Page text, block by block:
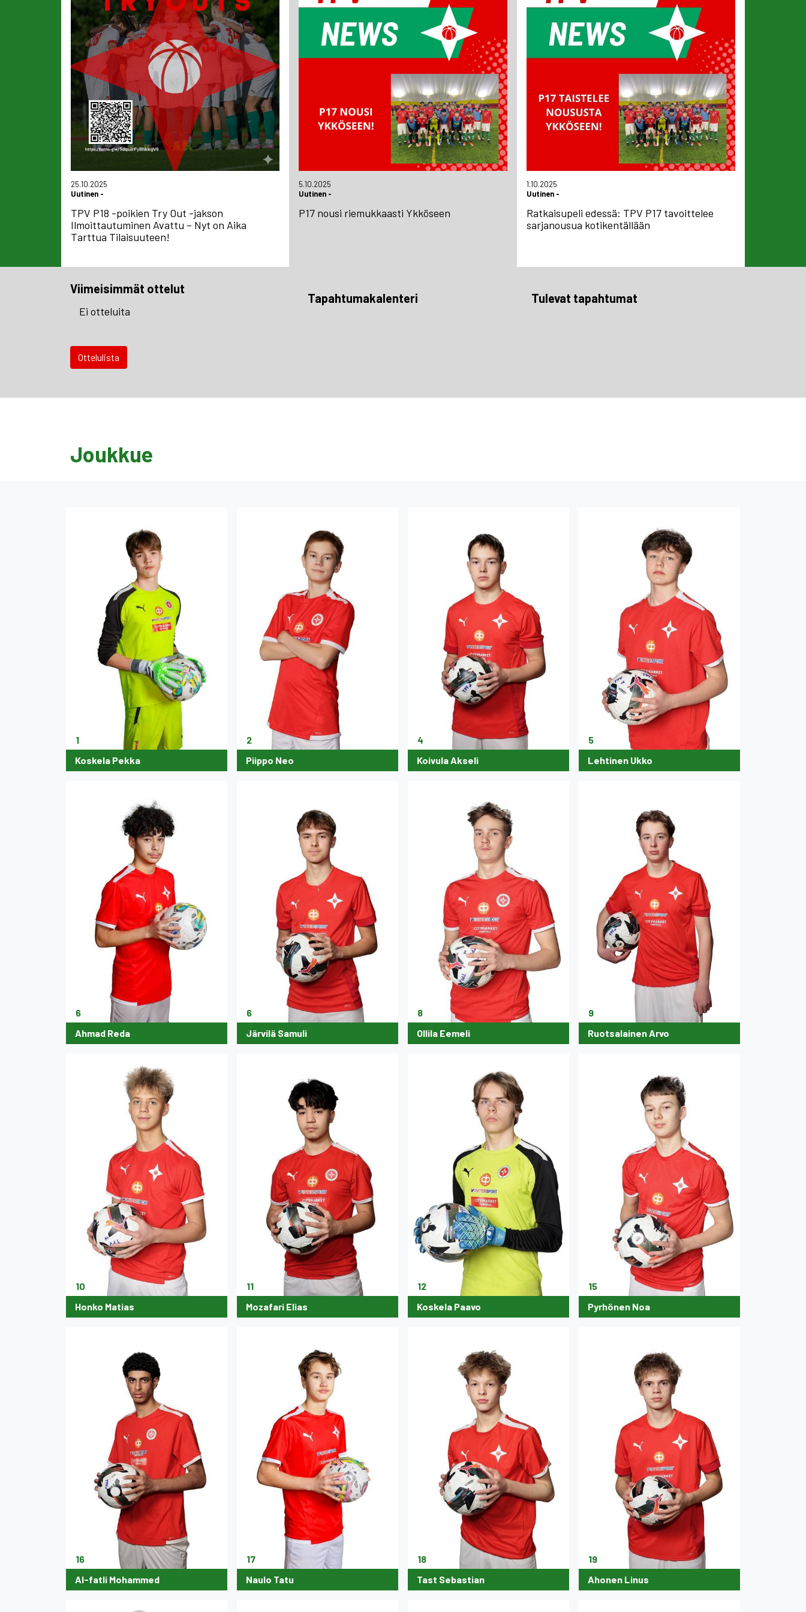
25.10.2025
Uutinen -
TPV P18 -poikien Try Out -jakson
Ilmoittautuminen Avattu – Nyt on Aika
Tarttua Tilaisuuteen!
5.10.2025
Uutinen -
P17 nousi riemukkaasti Ykköseen
1.10.2025
Uutinen -
Ratkaisupeli edessä: TPV P17 tavoittelee
sarjanousua kotikentällään
Viimeisimmät ottelut
Ei otteluita
Ottelulista
Tapahtumakalenteri Tulevat tapahtumat
Joukkue
1
Koskela Pekka
2
Piippo Neo
4
Koivula Akseli
5
Lehtinen Ukko
6
Ahmad Reda
6
Järvilä Samuli
8
Ollila Eemeli
9
Ruotsalainen Arvo
10
Honko Matias
11
Mozafari Elias
12
Koskela Paavo
15
Pyrhönen Noa
16
Al-fatli Mohammed
17
Naulo Tatu
18
Tast Sebastian
19
Ahonen Linus